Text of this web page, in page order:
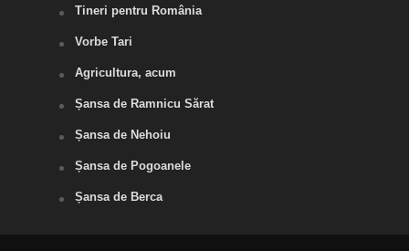
Tineri pentru România
Vorbe Tari
Agricultura, acum
Șansa de Ramnicu Sărat
Șansa de Nehoiu
Șansa de Pogoanele
Șansa de Berca